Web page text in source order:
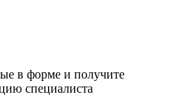
в форме и получите
специалиста